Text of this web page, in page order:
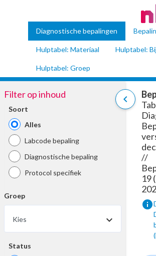
Diagnostische bepalingen
Hulptabel: Materiaal Hulptabel:
Hulptabel: Groep
chevron_left
Filter op inhoud
Soort
Alles
Labcode bepaling
Diagnostische bepaling
Protocol specifiek
Groep
Kies
Status
//
19
info